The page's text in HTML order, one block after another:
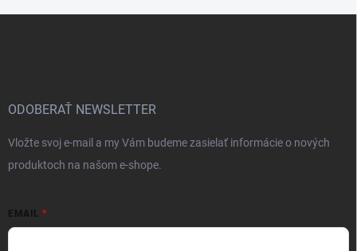
ODOBERAŤ NEWSLETTER
Vložte svoj e-mail a my Vám budeme zasielať informácie o nových
produktoch na našom e-shope.
EMAIL